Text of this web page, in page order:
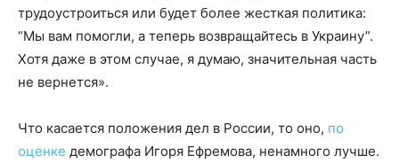
трудоустроиться или будет более жесткая политика:
“Мы вам помогли, а теперь возвращайтесь в Украину”.
Хотя даже в этом случае, я думаю, значительная часть
не вернется».
Что касается положения дел в России, то оно, по
оценке демографа Игоря Ефремова, ненамного лучше.